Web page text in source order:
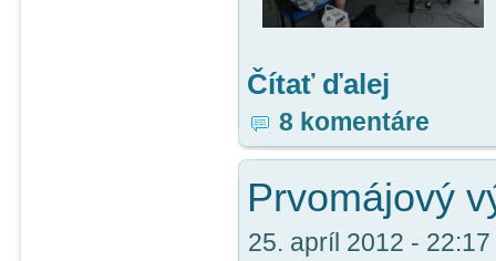
Čítať ďalej
8 komentáre
Prvomájový
25. apríl 2012 -